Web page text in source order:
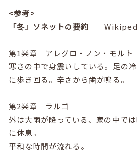
<参考>
「冬」ソネットの要約
第1楽章 アレグロ・ノン・モルト
寒さの中で身震いしている。足の
に歩き回る。辛さから歯が鳴る。
第2楽章 ラルゴ
外は大雨が降っている、家の中では
に休息。
平和な時間が流れる。